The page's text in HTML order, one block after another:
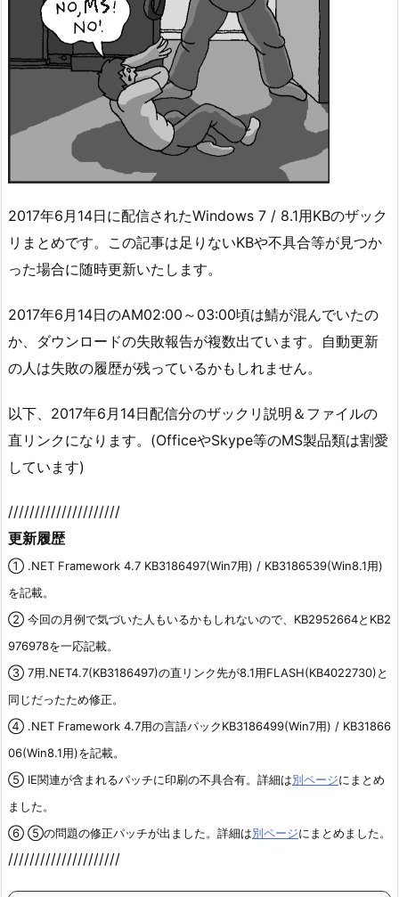
2017年6月14日に配信されたWindows 7 / 8.1用KBのザック
リまとめです。この記事は足りないKBや不具合等が見つか
った場合に随時更新いたします。
2017年6月14日のAM02:00～03:00頃は鯖が混んでいたの
か、ダウンロードの失敗報告が複数出ています。自動更新
の人は失敗の履歴が残っているかもしれません。
以下、2017年6月14日配信分のザックリ説明＆ファイルの
直リンクになります。(OfficeやSkype等のMS製品類は割愛
しています)
/////////////////////
更新履歴
① .NET Framework 4.7 KB3186497(Win7用) / KB3186539(Win8.1用)
を記載。
② 今回の月例で気づいた人もいるかもしれないので、KB2952664とKB2
976978を一応記載。
③ 7用.NET4.7(KB3186497)の直リンク先が8.1用FLASH(KB4022730)と
同じだったため修正。
④ .NET Framework 4.7用の言語パックKB3186499(Win7用) / KB31866
06(Win8.1用)を記載。
⑤ IE関連が含まれるパッチに印刷の不具合有。詳細は別ページにまとめ
ました。
⑥ ⑤の問題の修正パッチが出ました。詳細は別ページにまとめました。
/////////////////////